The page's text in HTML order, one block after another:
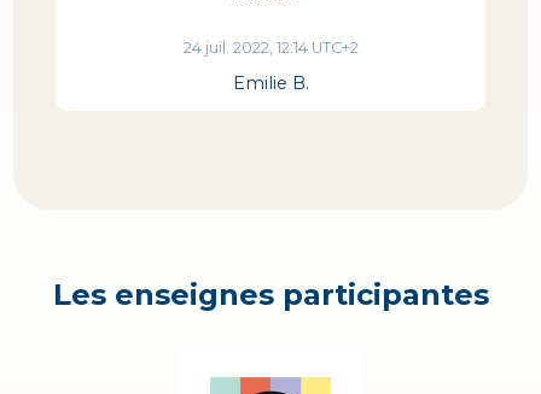
24 juil. 2022, 12:14 UTC+2
Emilie B.
Les enseignes participantes